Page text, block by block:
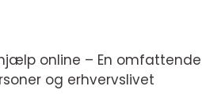
online – En omfattende
og erhvervslivet